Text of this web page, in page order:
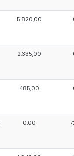
5.820,00
2.335,00
485,00
0,00